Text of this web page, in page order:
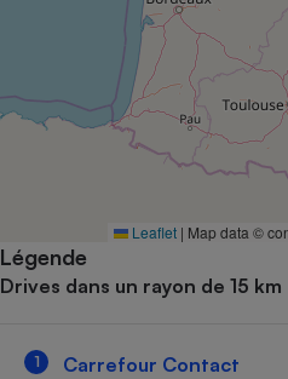
Leaflet | Map data ©
Légende
Drives dans un rayon de 15 km
1 Carrefour Contact